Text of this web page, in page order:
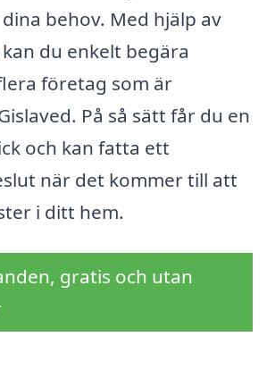
behov. Med hjälp av
du enkelt begära
företag som är
På så sätt får du en
och kan fatta ett
när det kommer till att
i ditt hem.
gratis och utan